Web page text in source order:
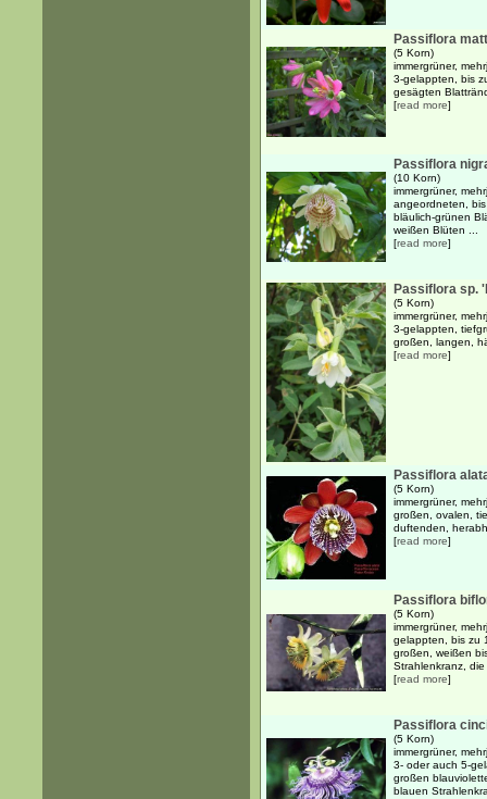
Passiflora
(5 Korn)
immergrüner,
3-gelappten, bis
gesägten
[read more]
Passiflora
(10 Korn)
immergrüner,
angeordneten,
bläulich-grünen
weißen Blüten ...
[read more]
Passiflora sp.
(5 Korn)
immergrüner,
3-gelappten,
großen, langen,
[read more]
Passiflora
(5 Korn)
immergrüner,
großen, ovalen,
duftenden,
[read more]
Passiflora
(5 Korn)
immergrüner,
gelappten, bis zu
großen, weißen
Strahlenkranz, die
[read more]
Passiflora
(5 Korn)
immergrüner,
3- oder auch 5-
großen
blauen